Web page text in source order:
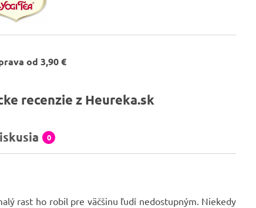
od 3,90 €
recenzie z Heureka.sk
0
rast ho robil pre väčšinu ľudí nedostupným. Niekedy